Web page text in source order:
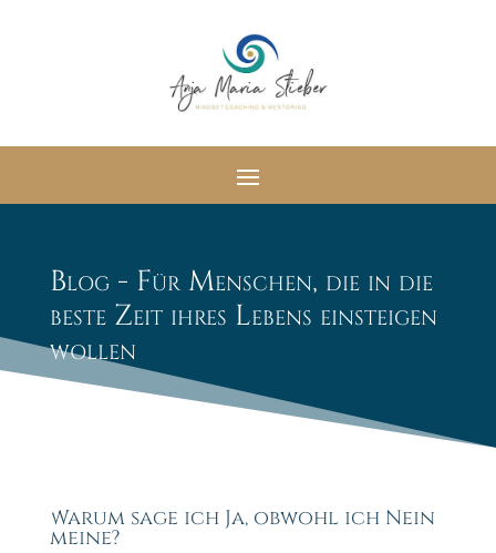
Blog - Für Menschen, die in die
beste Zeit ihres Lebens einsteigen
wollen
Warum sage ich Ja, obwohl ich Nein
meine?